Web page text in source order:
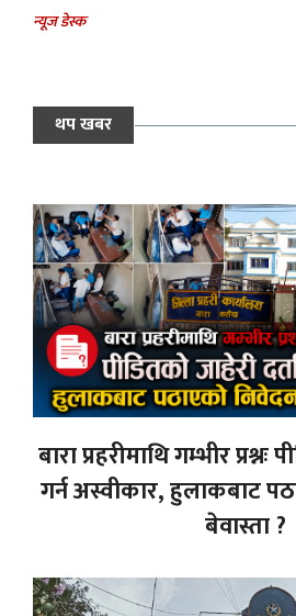
न्यूज डेस्क
थप खबर
बारा प्रहरीमाथि गम्भीर प्रश्नः
गर्न अस्वीकार, हुलाकबाट
बेवास्ता ?